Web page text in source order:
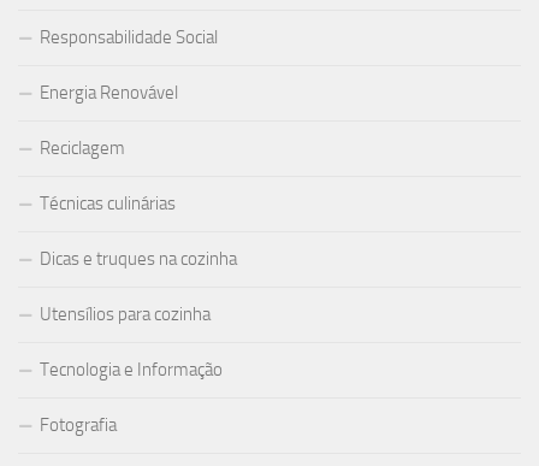
Responsabilidade Social
Energia Renovável
Reciclagem
Técnicas culinárias
Dicas e truques na cozinha
Utensílios para cozinha
Tecnologia e Informação
Fotografia